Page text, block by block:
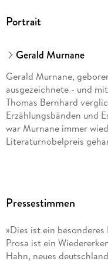
Portrait
Gerald Murnane
Gerald Murnane,
ausgezeichnete - und
Thomas Bernhard
Erzählungsbänden und
war Murnane immer
Literaturnobelpreis
Segalen und Henri
wo er am 9. April 2025
Pressestimmen
»Dies ist ein
Prosa ist ein
Hahn, neues deutschland